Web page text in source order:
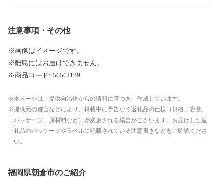
注意事項・その他
※画像はイメージです。
※離島にはお届けできません。
※商品コード: 56562139
本ページは、提供自治体からの情報に基づき、作成しています。
提供元の都合などにより、掲載中に予告なく返礼品の仕様（規格、容量、
パッケージ、原材料など）が変更される場合がございます。お届けした返
礼品のパッケージやラベルに記載されている注意書きなどをご確認くださ
い。
福岡県朝倉市のご紹介